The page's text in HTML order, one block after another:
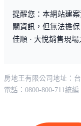
提醒您：本網站建
關資訊，但無法擔
佳順 · 大悅銷售現場
房地王有限公司 地址：
電話：0800-800-711 統編